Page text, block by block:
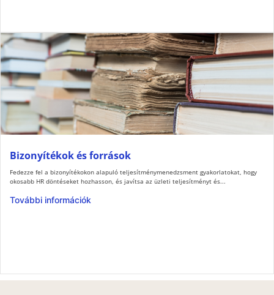
Bizonyítékok és források
Fedezze fel a bizonyítékokon alapuló teljesítménymenedzsment gyakorlatokat, hogy
okosabb HR döntéseket hozhasson, és javítsa az üzleti teljesítményt és...
További információk